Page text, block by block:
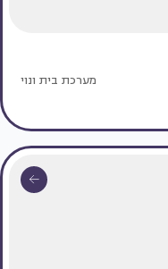
מערכת בית ונוי